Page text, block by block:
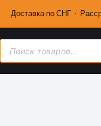
Доставка по СНГ ·